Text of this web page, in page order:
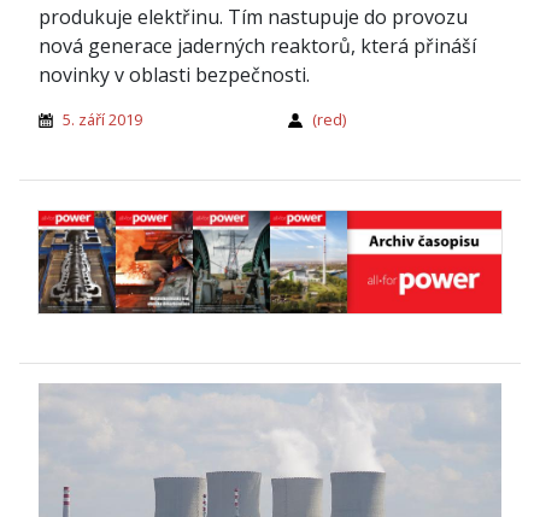
produkuje elektřinu. Tím nastupuje do provozu
nová generace jaderných reaktorů, která přináší
novinky v oblasti bezpečnosti.
5. září 2019 (red)